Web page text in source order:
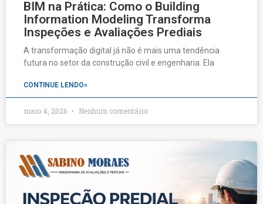
BIM na Prática: Como o Building
Information Modeling Transforma
Inspeções e Avaliações Prediais
A transformação digital já não é mais uma tendência
futura no setor da construção civil e engenharia. Ela
CONTINUE LENDO»
maio 4, 2026 Nenhum comentário